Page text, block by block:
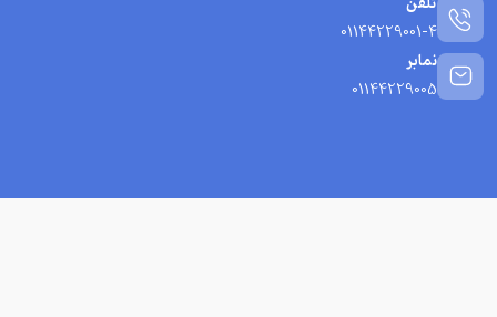
01144229001-4
نمابر
01144229005